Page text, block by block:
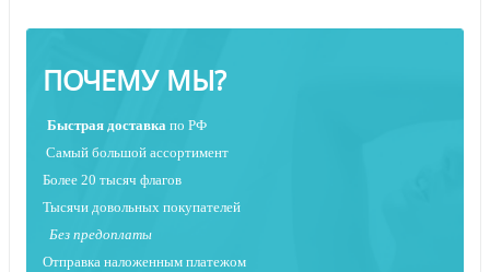
ПОЧЕМУ МЫ?
Быстрая доставка по РФ
Самый большой ассортимент
Более 20 тысяч флагов
Тысячи довольных покупателей
Без предоплаты
Отправка наложенным платежом